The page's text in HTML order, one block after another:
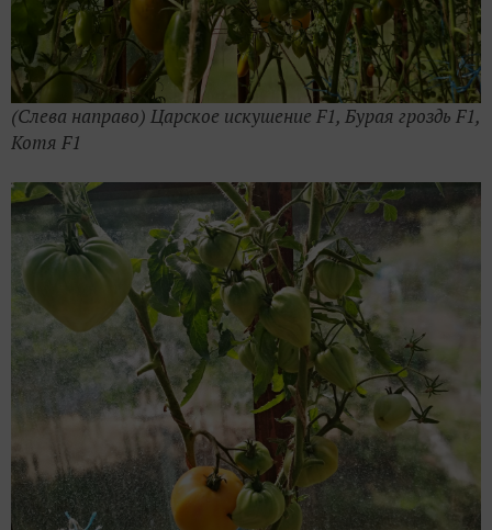
(Слева направо) Царское искушение F1, Бурая гроздь F1,
Котя F1